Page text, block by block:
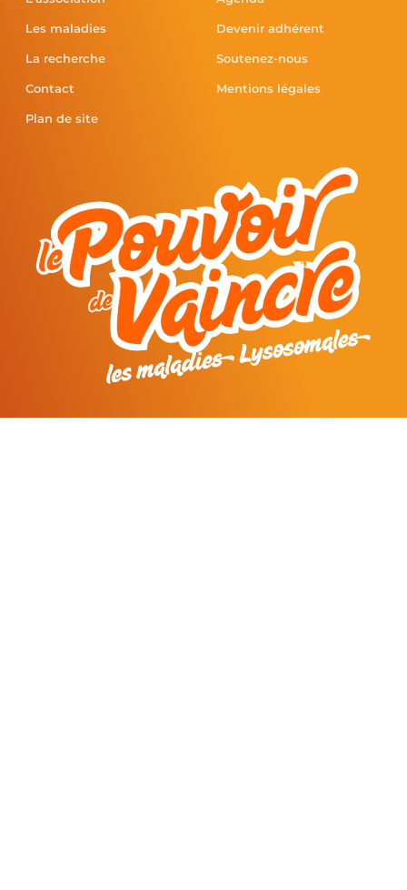
Les maladies
La recherche
Contact
Plan de site
Devenir adhérent
Soutenez-nous
Mentions légales